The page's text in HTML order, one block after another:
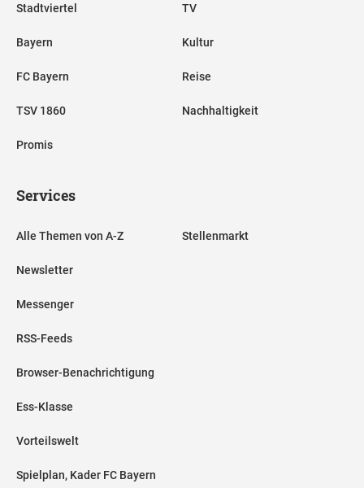
Stadtviertel
Bayern
FC Bayern
TSV 1860
Promis
TV
Kultur
Reise
Nachhaltigkeit
Services
Alle Themen von A-Z
Newsletter
Messenger
RSS-Feeds
Browser-Benachrichtigung
Ess-Klasse
Vorteilswelt
Spielplan, Kader FC Bayern
Stellenmarkt